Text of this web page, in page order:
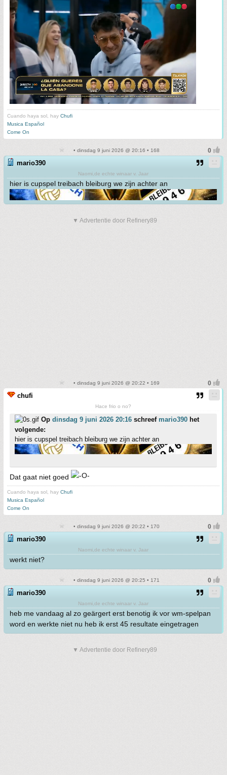
Cuando haya sol, hay Chufi
Musica Español
Come On
• dinsdag 9 juni 2026 @ 20:16 • 168
mario390
Naomi,de echte winaar v. Jaar
hier is cupspel treibach bleiburg we zijn achter an
▼ Advertentie door Refinery89
• dinsdag 9 juni 2026 @ 20:22 • 169
chufi
Hace frio o no?
Op dinsdag 9 juni 2026 20:16 schreef mario390 het
volgende:
hier is cupspel treibach bleiburg we zijn achter an
Dat gaat niet goed
Cuando haya sol, hay Chufi
Musica Español
Come On
• dinsdag 9 juni 2026 @ 20:22 • 170
mario390
Naomi,de echte winaar v. Jaar
werkt niet?
• dinsdag 9 juni 2026 @ 20:25 • 171
mario390
Naomi,de echte winaar v. Jaar
heb me vandaag al zo geärgert erst benotig ik vor wm-spelpan
word en werkte niet nu heb ik erst 45 resultate eingetragen
▼ Advertentie door Refinery89